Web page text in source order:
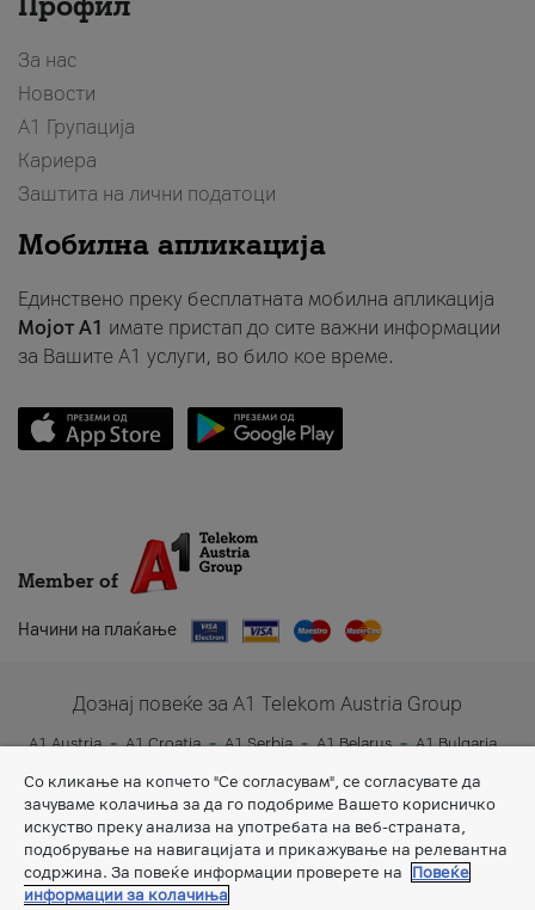
За нас
Новости
А1 Групација
Кариера
Заштита на лични податоци
Мобилна апликација
Единствено преку бесплатната мобилна апликација
Мојот A1 имате пристап до сите важни информации
за Вашите A1 услуги, во било кое време.
Member of
Начини на плаќање
Дознај повеќе за A1 Telekom Austria Group
A1 Austria A1 Croatia A1 Serbia A1 Belarus
A1 Bulgaria
A1 Slovenia
A1 Digital
Со кликање на копчето "Се согласувам", се согласувате да
зачуваме колачиња за да го подобриме Вашето корисничко
искуство преку анализа на употребата на веб-страната,
подобрување на навигацијата и прикажување на релевантна
содржина. За повеќе информации проверете на
Повеќе
информации за колачиња